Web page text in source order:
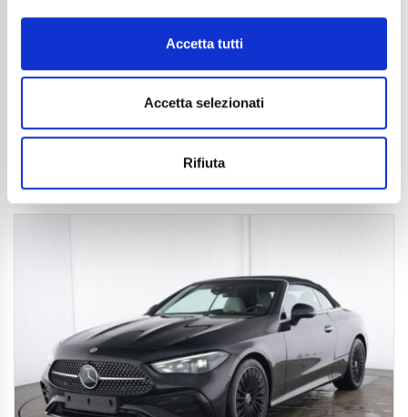
Accetta tutti
Accetta selezionati
Rifiuta
24854
Tipo Di Carburante
Benzina
Euro 6d